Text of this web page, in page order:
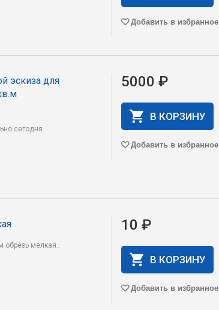
Добавить в избранное
эскиза для
сегодня
5000 ₽
В КОРЗИНУ
Добавить в избранное
обрезь мелкая..
10 ₽
В КОРЗИНУ
Добавить в избранное